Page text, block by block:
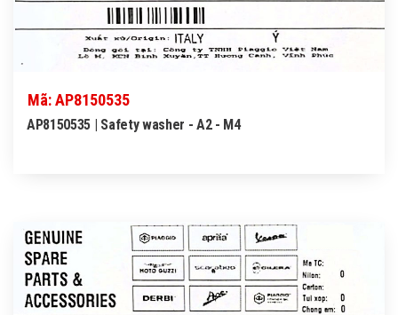
Mã: AP8150535
AP8150535 | Safety washer - A2 - M4